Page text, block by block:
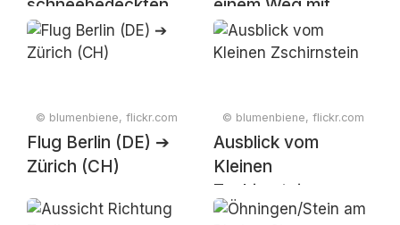
schneebedeckten
Bergen
einem Weg mit
Blumen
© blumenbiene, flickr.com
Flug Berlin (DE) ➔
Zürich (CH)
© blumenbiene, flickr.com
Ausblick vom
Kleinen
Zschirnstein